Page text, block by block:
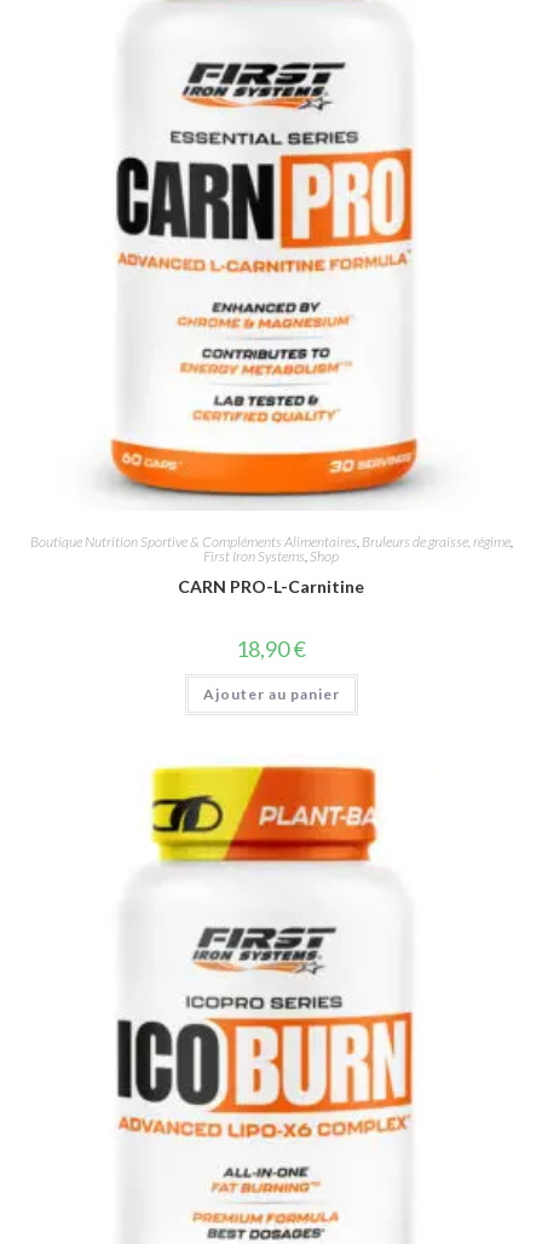
Boutique Nutrition Sportive & Compléments Alimentaires Bruleurs de graisse, régime,
First Iron Systems Shop
CARN PRO-L-Carnitine
18,90€
Ajouter au panier